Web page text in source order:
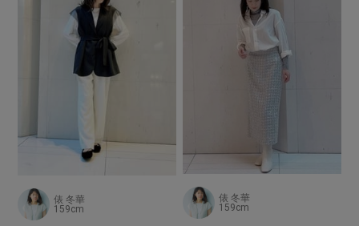
俵 冬華
159cm
俵 冬華
159cm